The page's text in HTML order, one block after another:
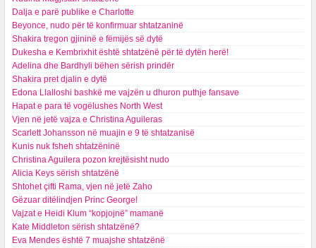
Dalja e parë publike e Charlotte
Beyonce, nudo për të konfirmuar shtatzaninë
Shakira tregon gjininë e fëmijës së dytë
Dukesha e Kembrixhit është shtatzënë për të dytën herë!
​Adelina dhe Bardhyli bëhen sërish prindër
Shakira pret djalin e dytë
Edona Llalloshi bashkë me vajzën u dhuron puthje fansave
Hapat e para të vogëlushes North West
Vjen në jetë vajza e Christina Aguileras
Scarlett Johansson në muajin e 9 të shtatzanisë
Kunis nuk fsheh shtatzëninë
Christina Aguilera pozon krejtësisht nudo
Alicia Keys sërish shtatzënë
Shtohet çifti Rama, vjen në jetë Zaho
Gëzuar ditëlindjen Princ George!
Vajzat e Heidi Klum “kopjojnë” mamanë
Kate Middleton sërish shtatzënë?
Eva Mendes është 7 muajshe shtatzënë